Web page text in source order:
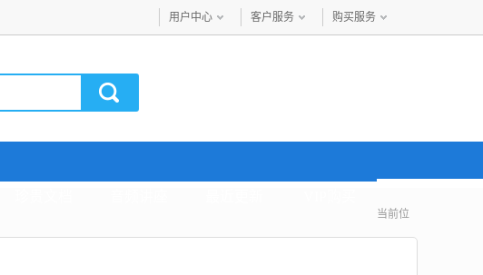
用户中心 客户服务 购买服务
当前位